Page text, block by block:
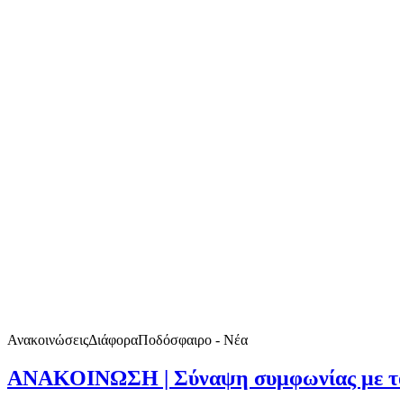
ΑνακοινώσειςΔιάφοραΠοδόσφαιρο - Νέα
ΑΝΑΚΟΙΝΩΣΗ | Σύναψη συμφωνίας με